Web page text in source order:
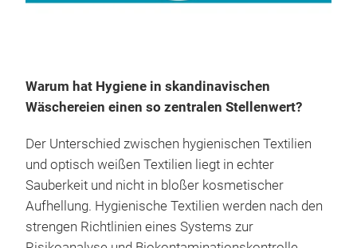
Warum hat Hygiene in skandinavischen
Wäschereien einen so zentralen Stellenwert?
Der Unterschied zwischen hygienischen Textilien
und optisch weißen Textilien liegt in echter
Sauberkeit und nicht in bloßer kosmetischer
Aufhellung. Hygienische Textilien werden nach den
strengen Richtlinien eines Systems zur